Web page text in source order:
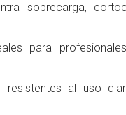
sobrecarga,
para
resistentes al uso